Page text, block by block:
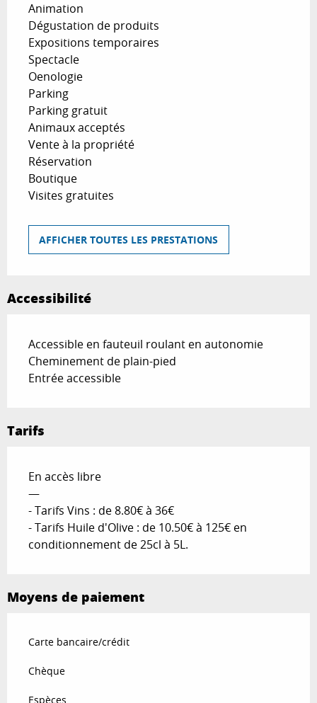
Animation
Dégustation de produits
Expositions temporaires
Spectacle
Oenologie
Parking
Parking gratuit
Animaux acceptés
Vente à la propriété
Réservation
Boutique
Visites gratuites
AFFICHER TOUTES LES PRESTATIONS
Accessibilité
Accessible en fauteuil roulant en autonomie
Cheminement de plain-pied
Entrée accessible
Tarifs
En accès libre
—
- Tarifs Vins : de 8.80€ à 36€
- Tarifs Huile d'Olive : de 10.50€ à 125€ en
conditionnement de 25cl à 5L.
Moyens de paiement
Carte bancaire/crédit
Chèque
Espèces